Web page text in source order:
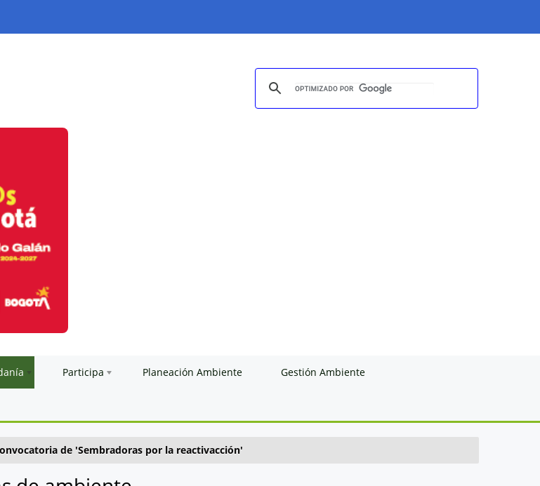
Participa Planeación Ambiente Gestión Ambiente
de 'Sembradoras por la reactivacción'